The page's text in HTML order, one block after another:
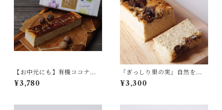
【お中元にも】有機ココナッ
ツシュガーの麹チーズケーキ
４〜６人用［無添加・グルテ
¥3,780
「ぎっしり里の実」自然をた
¥3,300